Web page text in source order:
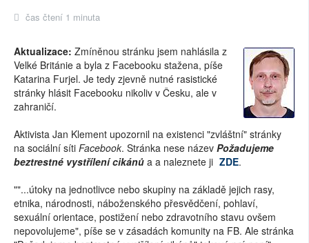
čas čtení 1 minuta
Aktualizace: Zmíněnou stránku jsem nahlásila z
Velké Británie a byla z Facebooku stažena, píše
Katarina Furjel. Je tedy zjevně nutné rasistické
stránky hlásit Facebooku nikoliv v Česku, ale v
zahraničí.
Aktivista Jan Klement upozornil na existenci "zvláštní" stránky
na sociální síti Facebook. Stránka nese název Požadujeme
beztrestné vystřílení cikánů a a naleznete ji ZDE.
""...útoky na jednotlivce nebo skupiny na základě jejich rasy,
etnika, národnosti, náboženského přesvědčení, pohlaví,
sexuální orientace, postižení nebo zdravotního stavu ovšem
nepovolujeme", píše se v zásadách komunity na FB. Ale stránka